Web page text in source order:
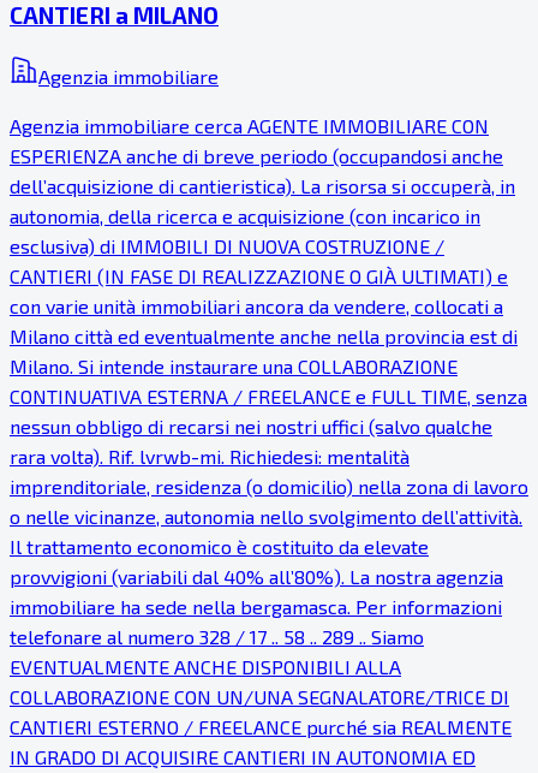
CANTIERI a MILANO
Agenzia immobiliare
Agenzia immobiliare cerca AGENTE IMMOBILIARE CON
ESPERIENZA anche di breve periodo (occupandosi anche
dell’acquisizione di cantieristica). La risorsa si occuperà, in
autonomia, della ricerca e acquisizione (con incarico in
esclusiva) di IMMOBILI DI NUOVA COSTRUZIONE /
CANTIERI (IN FASE DI REALIZZAZIONE O GIÀ ULTIMATI) e
con varie unità immobiliari ancora da vendere, collocati a
Milano città ed eventualmente anche nella provincia est di
Milano. Si intende instaurare una COLLABORAZIONE
CONTINUATIVA ESTERNA / FREELANCE e FULL TIME, senza
nessun obbligo di recarsi nei nostri uffici (salvo qualche
rara volta). Rif. lvrwb-mi. Richiedesi: mentalità
imprenditoriale, residenza (o domicilio) nella zona di lavoro
o nelle vicinanze, autonomia nello svolgimento dell’attività.
Il trattamento economico è costituito da elevate
provvigioni (variabili dal 40% all’80%). La nostra agenzia
immobiliare ha sede nella bergamasca. Per informazioni
telefonare al numero 328 / 17 .. 58 .. 289 .. Siamo
EVENTUALMENTE ANCHE DISPONIBILI ALLA
COLLABORAZIONE CON UN/UNA SEGNALATORE/TRICE DI
CANTIERI ESTERNO / FREELANCE purché sia REALMENTE
IN GRADO DI ACQUISIRE CANTIERI IN AUTONOMIA ED